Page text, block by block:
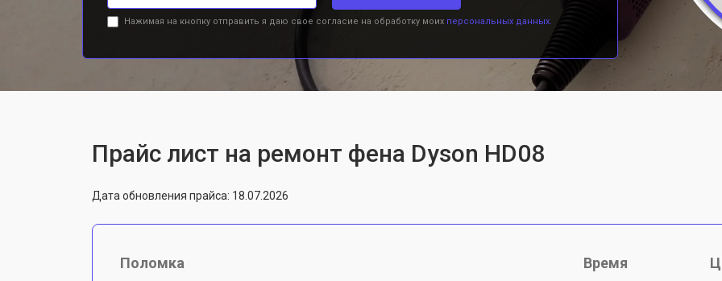
Нажимая на кнопку отправить я даю свое согласие на обработку моих персональных данных.
Прайс лист на ремонт фена Dyson HD08
Дата обновления прайса: 18.07.2026
Поломка Время